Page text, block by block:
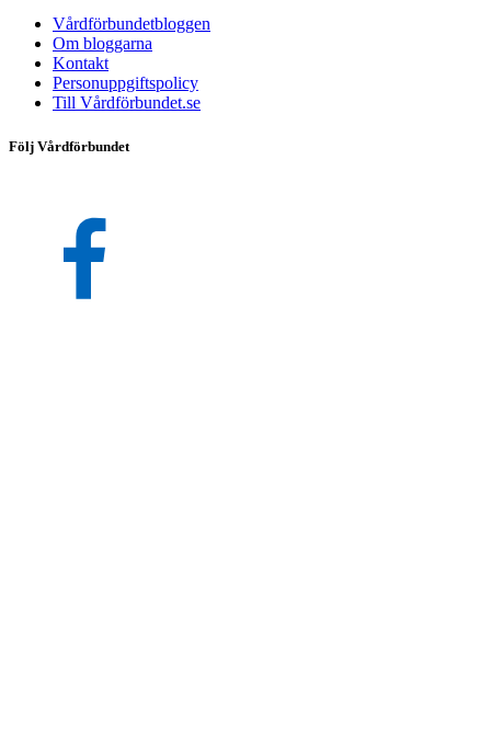
Vårdförbundetbloggen
Om bloggarna
Kontakt
Personuppgiftspolicy
Till Vårdförbundet.se
Följ Vårdförbundet